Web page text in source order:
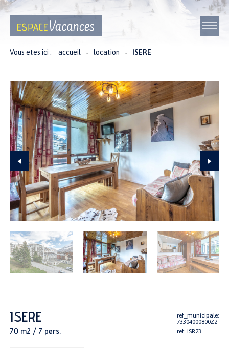
Vous etes ici : accueil ≫ location ≫ ISERE
ISERE
70 m2 / 7 pers.
ref_municipale:
73304000800Z2
ref: ISR23